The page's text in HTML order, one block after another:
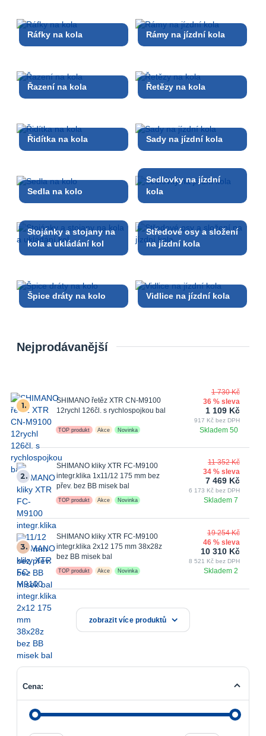
Ráfky na kola Rámy na jízdní kola
Řazení na kola Řetězy na kola
Řidítka na kola Sady na jízdní kola
Sedla na kolo
Sedlovky na jízdní
kola
Stojánky a stojany na
kola a ukládání kol
Středové osy a složení
na jízdní kola
Špice dráty na kolo Vidlice na jízdní kola
Nejprodávanější
1.
SHIMANO řetěz XTR CN-M9100
12rychl 126čl. s rychlospojkou bal
Skladem 50
TOP produkt Akce Novinka
1 730 Kč
36 % sleva
1 109 Kč
917 Kč bez DPH
2.
SHIMANO kliky XTR FC-M9100
integr.klika 1x11/12 175 mm bez
přev. bez BB misek bal
Skladem 7
TOP produkt Akce Novinka
11 352 Kč
34 % sleva
7 469 Kč
6 173 Kč bez DPH
3.
SHIMANO kliky XTR FC-M9100
integr.klika 2x12 175 mm 38x28z
bez BB misek bal
Skladem 2
TOP produkt Akce Novinka
19 254 Kč
46 % sleva
10 310 Kč
8 521 Kč bez DPH
zobrazit více produktů
Cena: